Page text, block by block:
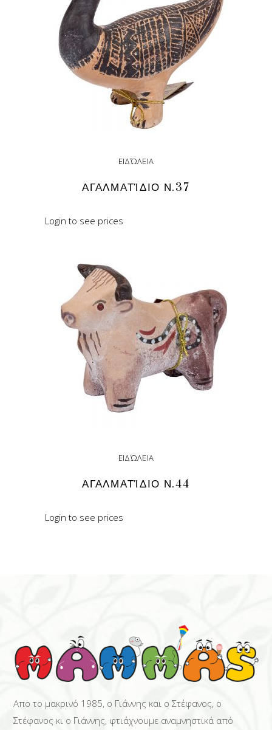
ΕΙΔΏΛΕΙΑ
ΑΓΑΛΜΑΤΊΔΙΟ Ν.37
READ MORE
Login to see prices
ΕΙΔΏΛΕΙΑ
ΑΓΑΛΜΑΤΊΔΙΟ Ν.44
READ MORE
Login to see prices
Απο το μακρινό 1985, ο Γιάννης και ο Στέφανος, ο
Στέφανος κι ο Γιάννης, φτιάχνουμε αναμνηστικά από